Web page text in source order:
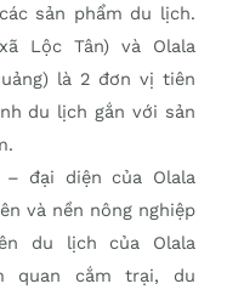
sản phẩm du lịch.
Lộc Tân) và Olala
là 2 đơn vị tiên
du lịch gắn với sản
đại diện của Olala
và nền nông nghiệp
du lịch của Olala
quan cắm trại, du